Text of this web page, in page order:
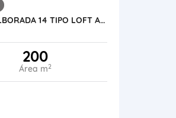
DEPARTAMENTO EN ALBORADA 14 TIPO LOFT AMOBALDO
200
Área m2